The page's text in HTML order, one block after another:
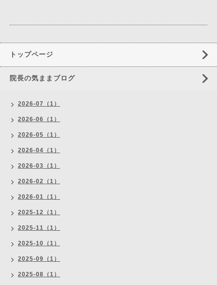
トップページ
院長の気ままブログ
2026-07（1）
2026-06（1）
2026-05（1）
2026-04（1）
2026-03（1）
2026-02（1）
2026-01（1）
2025-12（1）
2025-11（1）
2025-10（1）
2025-09（1）
2025-08（1）